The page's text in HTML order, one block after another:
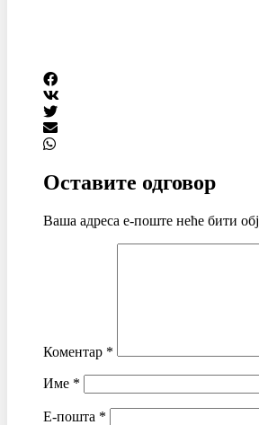
Оставите одговор
Ваша адреса е-поште неће бити
Коментар *
Име *
Е-пошта *